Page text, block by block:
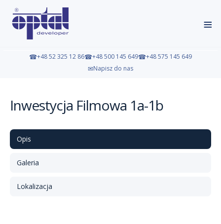
≡
☎+48 52 325 12 86☎+48 500 145 649☎+48 575 145 649
✉Napisz do nas
Inwestycja Filmowa 1a-1b
Opis
Galeria
Lokalizacja